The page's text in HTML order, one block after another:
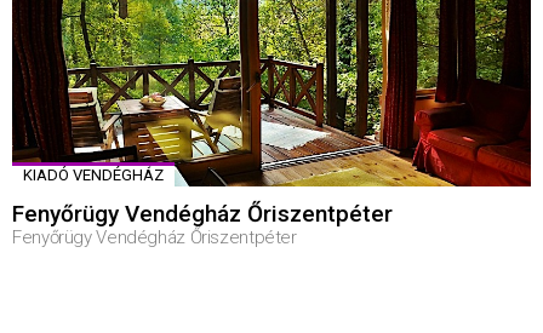
KIADÓ VENDÉGHÁZ
Fenyőrügy Vendégház Őriszentpéter
Fenyőrügy Vendégház Őriszentpéter